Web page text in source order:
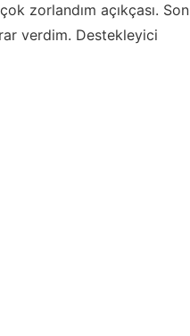
zorlandım açıkçası. Son
verdim. Destekleyici